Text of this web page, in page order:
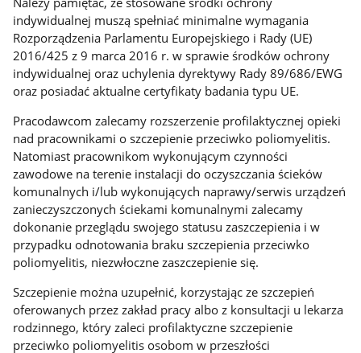
indywidualnej muszą spełniać minimalne wymagania
Rozporządzenia Parlamentu Europejskiego i Rady (UE)
2016/425 z 9 marca 2016 r. w sprawie środków ochrony
indywidualnej oraz uchylenia dyrektywy Rady 89/686/EWG
oraz posiadać aktualne certyfikaty badania typu UE.
Pracodawcom zalecamy rozszerzenie profilaktycznej opieki
nad pracownikami o szczepienie przeciwko poliomyelitis.
Natomiast pracownikom wykonującym czynności
zawodowe na terenie instalacji do oczyszczania ścieków
komunalnych i/lub wykonujących naprawy/serwis urządzeń
zanieczyszczonych ściekami komunalnymi zalecamy
dokonanie przeglądu swojego statusu zaszczepienia i w
przypadku odnotowania braku szczepienia przeciwko
poliomyelitis, niezwłoczne zaszczepienie się.
Szczepienie można uzupełnić, korzystając ze szczepień
oferowanych przez zakład pracy albo z konsultacji u lekarza
rodzinnego, który zaleci profilaktyczne szczepienie
przeciwko poliomyelitis osobom w przeszłości